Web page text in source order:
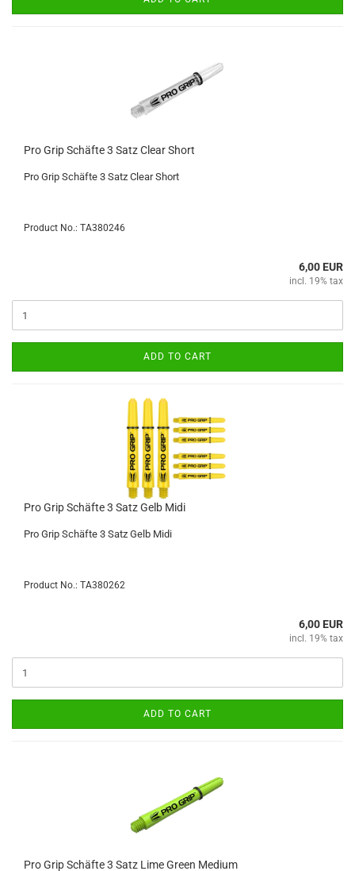
Pro Grip Schäfte 3 Satz Clear Short
Pro Grip Schäfte 3 Satz Clear Short
Product No.: TA380246
6,00 EUR
incl. 19% tax
ADD TO CART
Pro Grip Schäfte 3 Satz Gelb Midi
Pro Grip Schäfte 3 Satz Gelb Midi
Product No.: TA380262
6,00 EUR
incl. 19% tax
ADD TO CART
Pro Grip Schäfte 3 Satz Lime Green Medium